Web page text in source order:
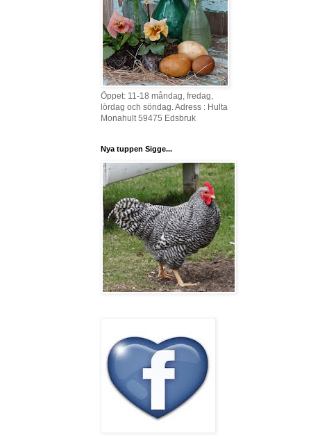
Öppet: 11-18 måndag, fredag,
lördag och söndag. Adress : Hulta
Monahult 59475 Edsbruk
Nya tuppen Sigge...